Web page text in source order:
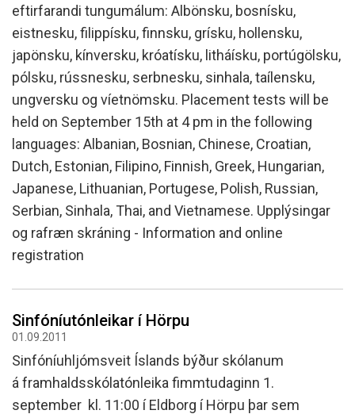
eftirfarandi tungumálum: Albönsku, bosnísku,
eistnesku, filippísku, finnsku, grísku, hollensku,
japönsku, kínversku, króatísku, litháísku, portúgölsku,
pólsku, rússnesku, serbnesku, sinhala, taílensku,
ungversku og víetnömsku. Placement tests will be
held on September 15th at 4 pm in the following
languages: Albanian, Bosnian, Chinese, Croatian,
Dutch, Estonian, Filipino, Finnish, Greek, Hungarian,
Japanese, Lithuanian, Portugese, Polish, Russian,
Serbian, Sinhala, Thai, and Vietnamese. Upplýsingar
og rafræn skráning - Information and online
registration
Sinfóníutónleikar í Hörpu
01.09.2011
Sinfóníuhljómsveit Íslands býður skólanum
á framhaldsskólatónleika fimmtudaginn 1.
september kl. 11:00 í Eldborg í Hörpu þar sem